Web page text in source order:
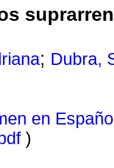
; Dubra,
en
)